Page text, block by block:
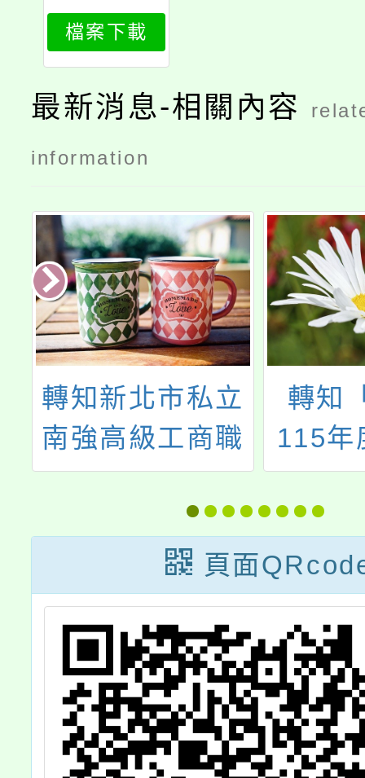
能美術班鑑
定簡章
檔案下載
最新消息-相關內容
information
轉知新北市私立
南強高級工商職
業學校辦理「認
識技職教育」線
上說明會及校園
新生說明會
轉知
115年
展家
個人
計畫
理推
115
(星期
頁面